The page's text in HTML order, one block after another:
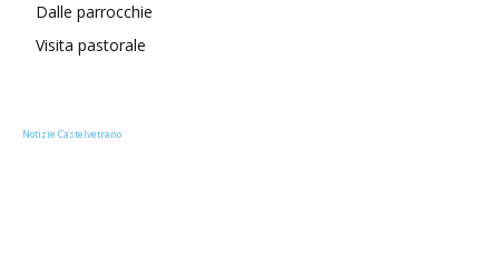
Dalle parrocchie
Visita pastorale
Notizie Castelvetrano